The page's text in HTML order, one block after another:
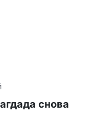
снова